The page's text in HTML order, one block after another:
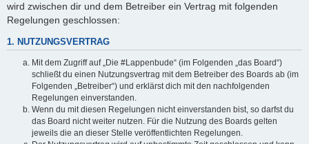
wird zwischen dir und dem Betreiber ein Vertrag mit folgenden
Regelungen geschlossen:
1. NUTZUNGSVERTRAG
Mit dem Zugriff auf „Die #Lappenbude“ (im Folgenden „das Board“)
schließt du einen Nutzungsvertrag mit dem Betreiber des Boards ab (im
Folgenden „Betreiber“) und erklärst dich mit den nachfolgenden
Regelungen einverstanden.
Wenn du mit diesen Regelungen nicht einverstanden bist, so darfst du
das Board nicht weiter nutzen. Für die Nutzung des Boards gelten
jeweils die an dieser Stelle veröffentlichten Regelungen.